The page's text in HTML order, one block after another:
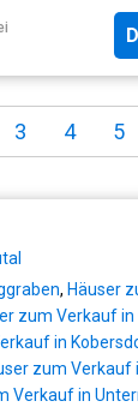
3 4 5
, Häuser
zum Verkauf in
in
zum
Verkauf in